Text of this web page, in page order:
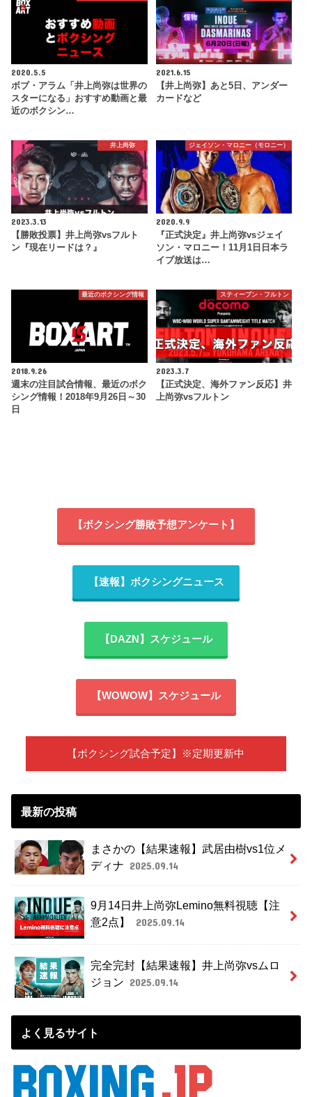
2020.5.5
ボブ・アラム「井上尚弥は世界の
スターになる」おすすめ動画と最
近のボクシン…
2021.6.15
【井上尚弥】あと5日、アンダー
カードなど
井上尚弥
2023.3.13
【勝敗投票】井上尚弥vsフルト
ン『現在リードは？』
ジェイソン・マロニー（モロニー）
2020.9.9
『正式決定』井上尚弥vsジェイ
ソン・マロニー！11月1日日本ラ
イブ放送は…
最近のボクシング情報
2018.9.26
週末の注目試合情報、最近のボク
シング情報！2018年9月26日～30
日
スティーブン・フルトン
2023.3.7
【正式決定、海外ファン反応】井
上尚弥vsフルトン
【ボクシング勝敗予想アンケート】
【速報】ボクシングニュース
【DAZN】スケジュール
【WOWOW】スケジュール
【ボクシング試合予定】※定期更新中
最新の投稿
まさかの【結果速報】武居由樹vs1位メ
ディナ 2025.09.14
9月14日井上尚弥Lemino無料視聴【注
意2点】
2025.09.14
完全完封【結果速報】井上尚弥vsムロ
ジョン 2025.09.14
よく見るサイト